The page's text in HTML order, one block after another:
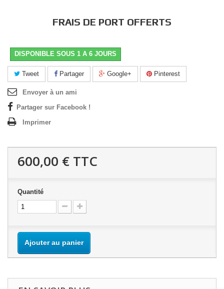
FRAIS DE PORT OFFERTS
DISPONIBLE SOUS 1 A 6 JOURS
Tweet Partager Google+ Pinterest
Envoyer à un ami
Partager sur Facebook !
Imprimer
600,00 € TTC
Quantité
Ajouter au panier